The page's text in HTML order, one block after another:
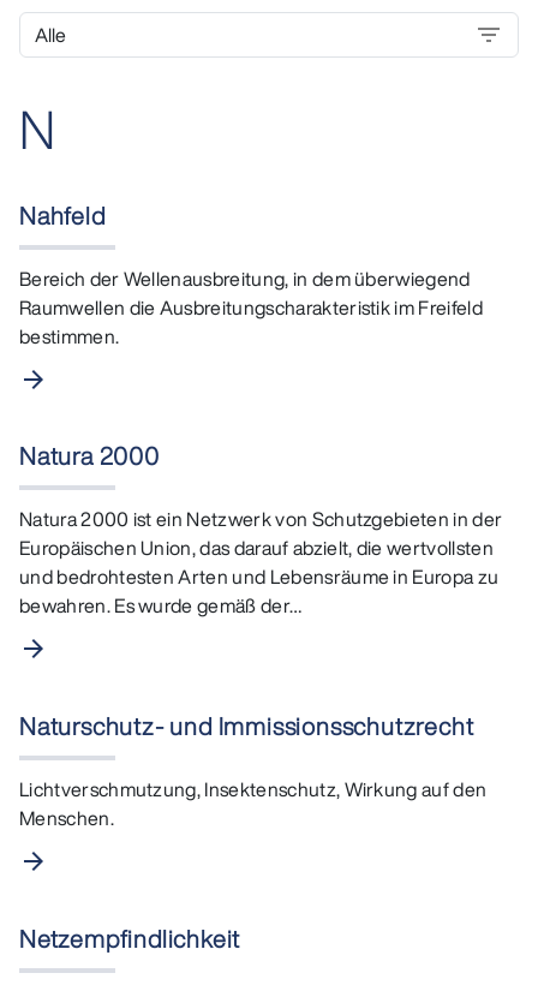
N
Nahfeld
Bereich der Wellenausbreitung, in dem überwiegend
Raumwellen die Ausbreitungscharakteristik im Freifeld
bestimmen.
arrow_forward
Natura 2000
Natura 2000 ist ein Netzwerk von Schutzgebieten in der
Europäischen Union, das darauf abzielt, die wertvollsten
und bedrohtesten Arten und Lebensräume in Europa zu
bewahren. Es wurde gemäß der…
arrow_forward
Naturschutz- und Immissionsschutzrecht
Lichtverschmutzung, Insektenschutz, Wirkung auf den
Menschen.
arrow_forward
Netzempfindlichkeit